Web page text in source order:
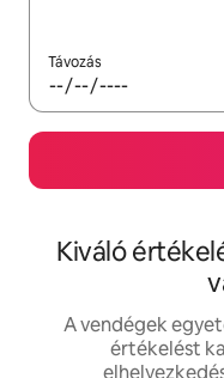
Távozás
Kiváló
A vendégek
értékelést